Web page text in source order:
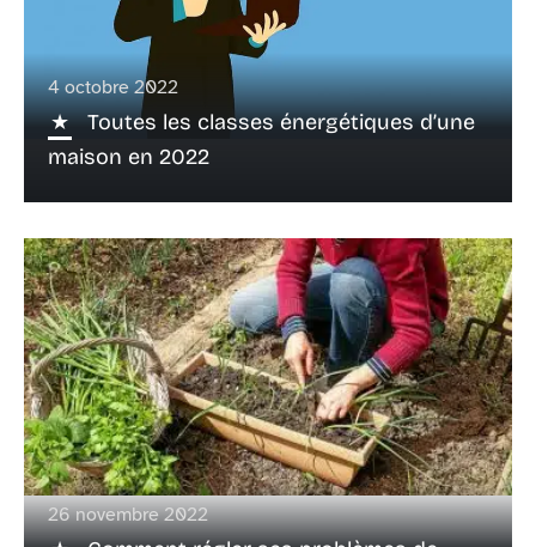
4 octobre 2022
Toutes les classes énergétiques d’une
maison en 2022
26 novembre 2022